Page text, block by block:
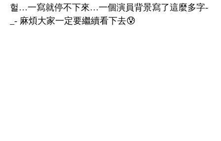
헐…一寫就停不下來…一個演員背景寫了這麼多字-
_- 麻煩大家一定要繼續看下去😰